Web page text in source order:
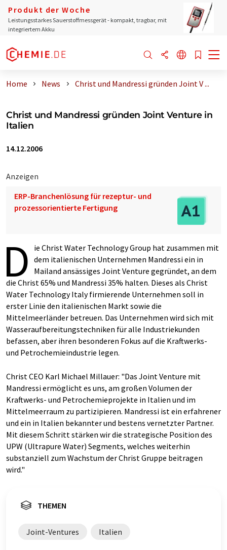
Produkt der Woche
Leistungsstarkes Sauerstoffmessgerät - kompakt, tragbar, mit
integriertem Akku
Home News Christ und Mandressi gründen Joint V ...
Christ und Mandressi gründen Joint Venture in
Italien
14.12.2006
Anzeigen
ERP-Branchenlösung für rezeptur- und
prozessorientierte Fertigung
D
ie Christ Water Technology Group hat zusammen mit
dem italienischen Unternehmen Mandressi ein in
Mailand ansässiges Joint Venture gegründet, an dem
die Christ 65% und Mandressi 35% halten. Dieses als Christ
Water Technology Italy firmierende Unternehmen soll in
erster Linie den italienischen Markt sowie die
Mittelmeerländer betreuen. Das Unternehmen wird sich mit
Wasseraufbereitungstechniken für alle Industriekunden
befassen, aber ihren besonderen Fokus auf die Kraftwerks-
und Petrochemieindustrie legen.
Christ CEO Karl Michael Millauer: "Das Joint Venture mit
Mandressi ermöglicht es uns, am großen Volumen der
Kraftwerks- und Petrochemieprojekte in Italien und im
Mittelmeerraum zu partizipieren. Mandressi ist ein erfahrener
und ein in Italien bekannter und bestens vernetzter Partner.
Mit diesem Schritt stärken wir die strategische Position des
UPW (Ultrapure Water) Segments, welches weiterhin
substanziell zum Wachstum der Christ Gruppe beitragen
wird."
THEMEN
Joint-Ventures Italien